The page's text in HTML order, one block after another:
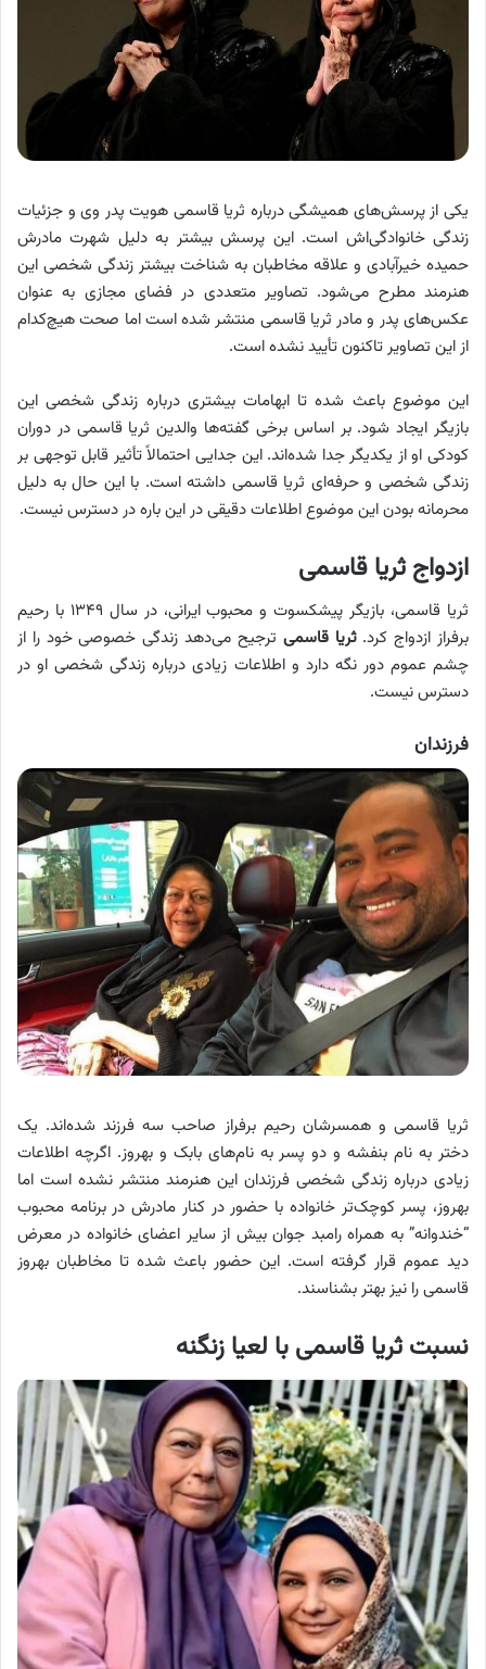
یکی از پرسش‌های همیشگی درباره ثریا قاسمی هویت پدر وی و جزئیات
زندگی خانوادگی‌اش است. این پرسش بیشتر به دلیل شهرت مادرش
حمیده خیرآبادی و علاقه مخاطبان به شناخت بیشتر زندگی شخصی این
هنرمند مطرح می‌شود. تصاویر متعددی در فضای مجازی به عنوان
عکس‌های پدر و مادر ثریا قاسمی منتشر شده است اما صحت هیچ‌کدام
از این تصاویر تاکنون تأیید نشده است.
این موضوع باعث شده تا ابهامات بیشتری درباره زندگی شخصی این
بازیگر ایجاد شود. بر اساس برخی گفته‌ها والدین ثریا قاسمی در دوران
کودکی او از یکدیگر جدا شده‌اند. این جدایی احتمالاً تأثیر قابل توجهی بر
زندگی شخصی و حرفه‌ای ثریا قاسمی داشته است. با این حال به دلیل
محرمانه بودن این موضوع اطلاعات دقیقی در این باره در دسترس نیست.
ازدواج ثریا قاسمی
ثریا قاسمی، بازیگر پیشکسوت و محبوب ایرانی، در سال ۱۳۴۹ با رحیم
برفراز ازدواج کرد. ثریا قاسمی ترجیح می‌دهد زندگی خصوصی خود را از
چشم عموم دور نگه دارد و اطلاعات زیادی درباره زندگی شخصی او در
دسترس نیست.
فرزندان
ثریا قاسمی و همسرشان رحیم برفراز صاحب سه فرزند شده‌اند. یک
دختر به نام بنفشه و دو پسر به نام‌های بابک و بهروز. اگرچه اطلاعات
زیادی درباره زندگی شخصی فرزندان این هنرمند منتشر نشده است اما
بهروز، پسر کوچک‌تر خانواده با حضور در کنار مادرش در برنامه محبوب
“خندوانه” به همراه رامبد جوان بیش از سایر اعضای خانواده در معرض
دید عموم قرار گرفته است. این حضور باعث شده تا مخاطبان بهروز
قاسمی را نیز بهتر بشناسند.
نسبت ثریا قاسمی با لعیا زنگنه